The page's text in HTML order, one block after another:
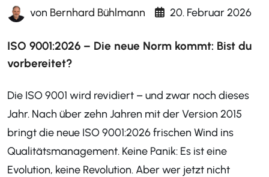
von Bernhard Bühlmann 20. Februar 2026
ISO 9001:2026 – Die neue Norm kommt: Bist du
vorbereitet?
Die ISO 9001 wird revidiert – und zwar noch dieses
Jahr. Nach über zehn Jahren mit der Version 2015
bringt die neue ISO 9001:2026 frischen Wind ins
Qualitätsmanagement. Keine Panik: Es ist eine
Evolution, keine Revolution. Aber wer jetzt nicht